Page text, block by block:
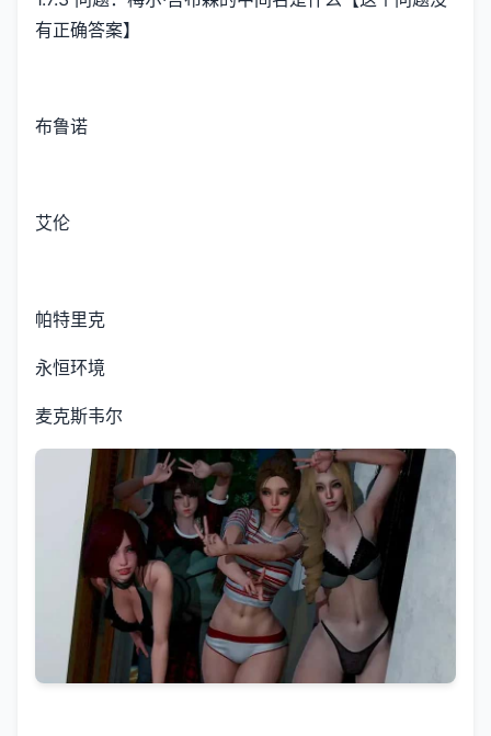
有正确答案】
布鲁诺
艾伦
帕特里克
永恒环境
麦克斯韦尔